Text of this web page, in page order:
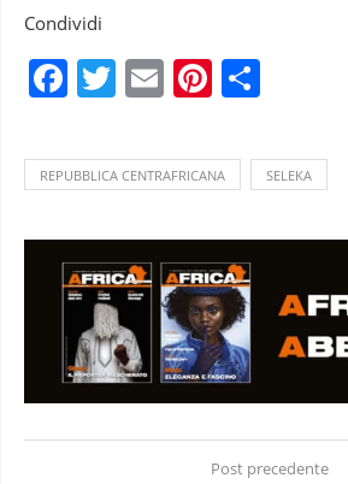
Condividi
Facebook
Twitter
EmailPinterest
REPUBBLICA CENTRAFRICANA SELEKA
Post precedente